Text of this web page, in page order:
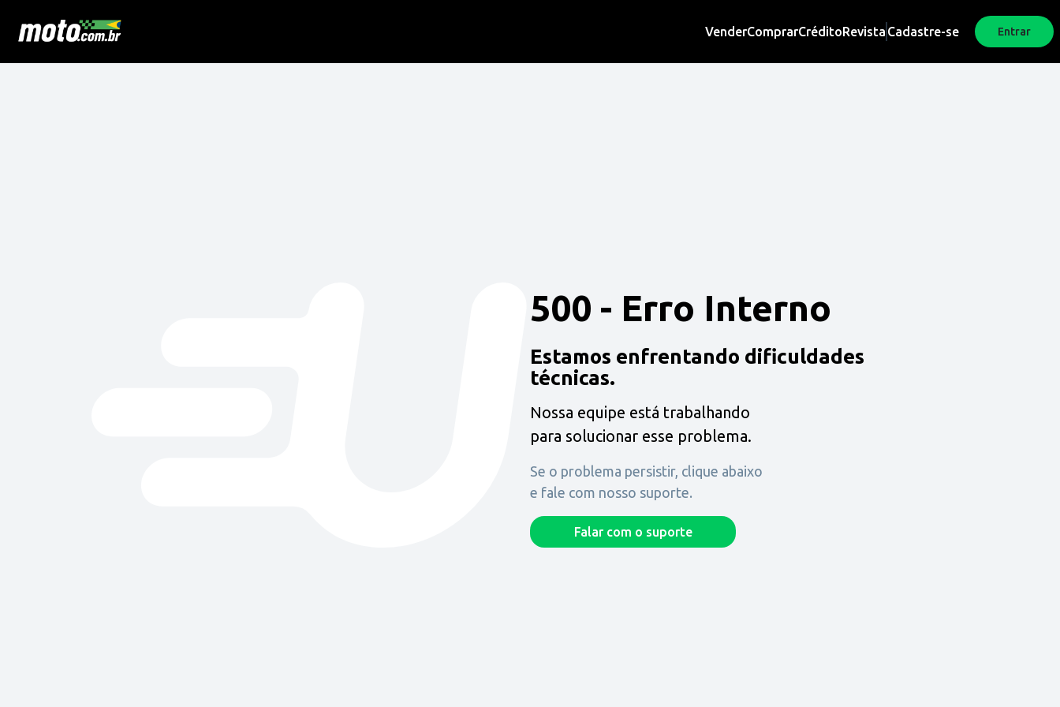
VenderComprarCréditoRevista Cadastre-se Entrar
500 - Erro Interno
Estamos enfrentando dificuldades
técnicas.
Nossa equipe está trabalhando
para solucionar esse problema.
Se o problema persistir, clique abaixo
e fale com nosso suporte.
Falar com o suporte